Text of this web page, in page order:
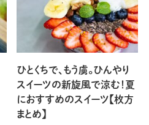
ひとくちで、もう虜。ひんやり
スイーツの新旋風で涼む！夏
におすすめのスイーツ【枚方
まとめ】